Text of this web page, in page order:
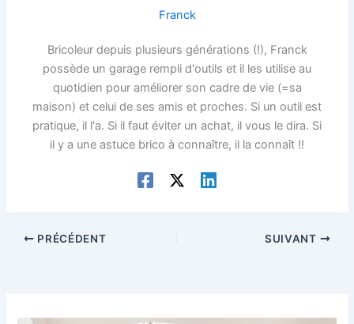
Franck
Bricoleur depuis plusieurs générations (!), Franck
possède un garage rempli d'outils et il les utilise au
quotidien pour améliorer son cadre de vie (=sa
maison) et celui de ses amis et proches. Si un outil est
pratique, il l'a. Si il faut éviter un achat, il vous le dira. Si
il y a une astuce brico à connaître, il la connaît !!
PRÉCÉDENT SUIVANT